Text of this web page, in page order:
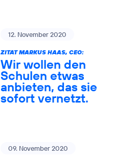
12. November 2020
ZITAT MARKUS HAAS, CEO:
Wir wollen den
Schulen etwas
anbieten, das sie
sofort vernetzt.
09. November 2020